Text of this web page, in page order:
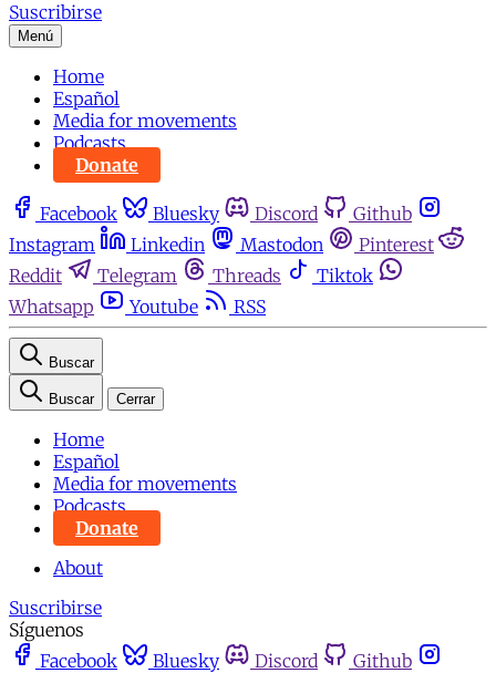
Suscribirse
Menú
Home
Español
Media for movements
Podcasts
Donate
Facebook Bluesky Discord
Github
Instagram
Linkedin Mastodon
Pinterest
Reddit
Telegram Threads
Tiktok
Whatsapp
Youtube RSS
Buscar
Buscar Cerrar
Home
Español
Media for movements
Podcasts
Donate
About
Suscribirse
Síguenos
Facebook
Bluesky Discord
Github